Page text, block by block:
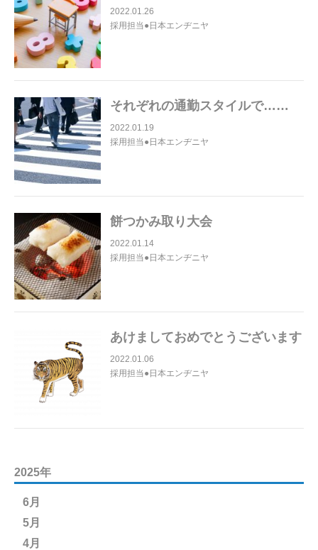
2022.01.26
採用担当●日本エンヂニヤ
それぞれの通勤スタイルで……
2022.01.19
採用担当●日本エンヂニヤ
餅つかみ取り大会
2022.01.14
採用担当●日本エンヂニヤ
あけましておめでとうございます
2022.01.06
採用担当●日本エンヂニヤ
2025年
6月
5月
4月